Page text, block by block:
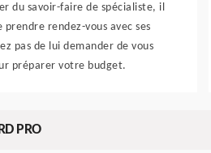
du savoir-faire de spécialiste, il
rendez-vous avec ses
pas de lui demander de vous
préparer votre budget.
PRO